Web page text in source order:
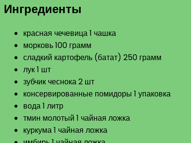
Ингредиенты
красная чечевица 1 чашка
морковь 100 грамм
сладкий картофель (батат) 250 грамм
лук 1 шт
зубчик чеснока 2 шт
консервированные помидоры 1 упаковка
вода 1 литр
тмин молотый 1 чайная ложка
куркума 1 чайная ложка